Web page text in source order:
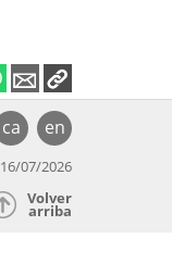
ca en
16/07/2026
Volver
arriba